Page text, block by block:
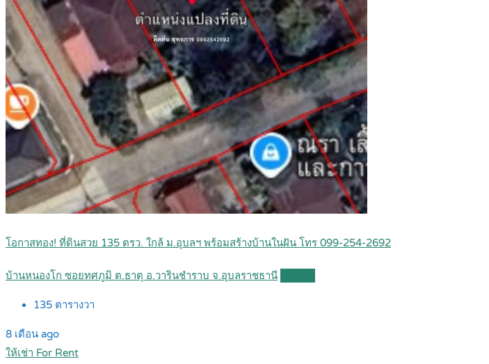
โอกาสทอง! ที่ดินสวย 135 ตรว. ใกล้ ม.อุบลฯ พร้อมสร้างบ้านในฝัน โทร 099-254-2692
บ้านหนองโก ซอยทศภูมิ ต.ธาตุ อ.วารินชำราบ จ.อุบลราชธานี
135 ตารางวา
8 เดือน ago
ให้เช่า For Rent